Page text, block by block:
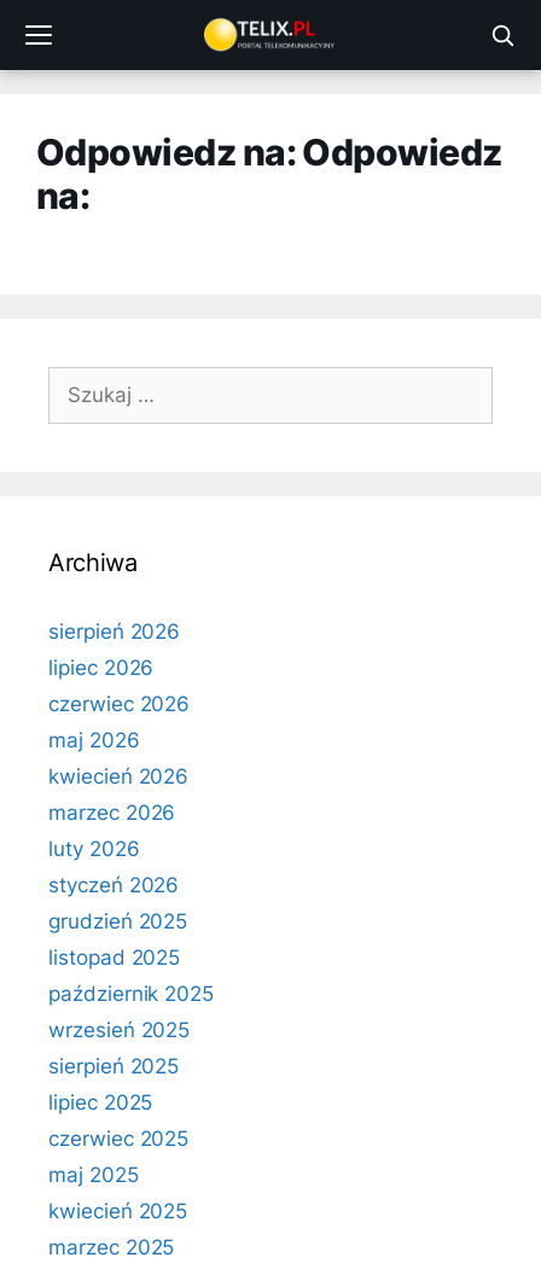
treści
Odpowiedz na: Odpowiedz
na:
Szukaj:
Archiwa
sierpień 2026
lipiec 2026
czerwiec 2026
maj 2026
kwiecień 2026
marzec 2026
luty 2026
styczeń 2026
grudzień 2025
listopad 2025
październik 2025
wrzesień 2025
sierpień 2025
lipiec 2025
czerwiec 2025
maj 2025
kwiecień 2025
marzec 2025